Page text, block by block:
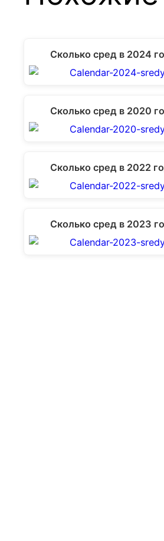
Сколько сред в 2024
Сколько сред в 2020
Сколько сред в 2022
Сколько сред в 2023